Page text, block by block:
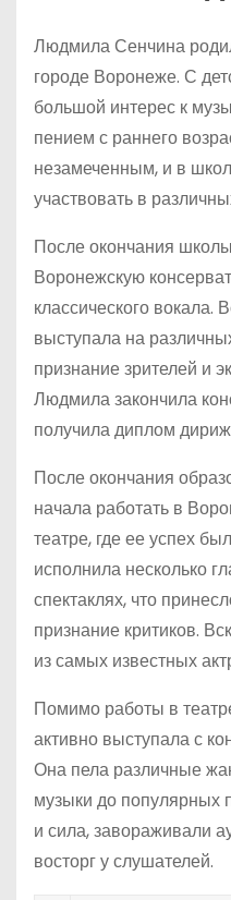
Людмила Сенчина
городе Воронеже. С
большой интерес к
пением с раннего
незамеченным, и в
участвовать в
После окончания
Воронежскую
классического
выступала на
признание зрителей и
Людмила закончила
получила диплом
После окончания
начала работать в
театре, где ее успех
исполнила несколько
спектаклях, что
признание критиков.
из самых известных
Помимо работы в
активно выступала с
Она пела различные
музыки до популярных
и сила, завораживали
восторг у слушателей.